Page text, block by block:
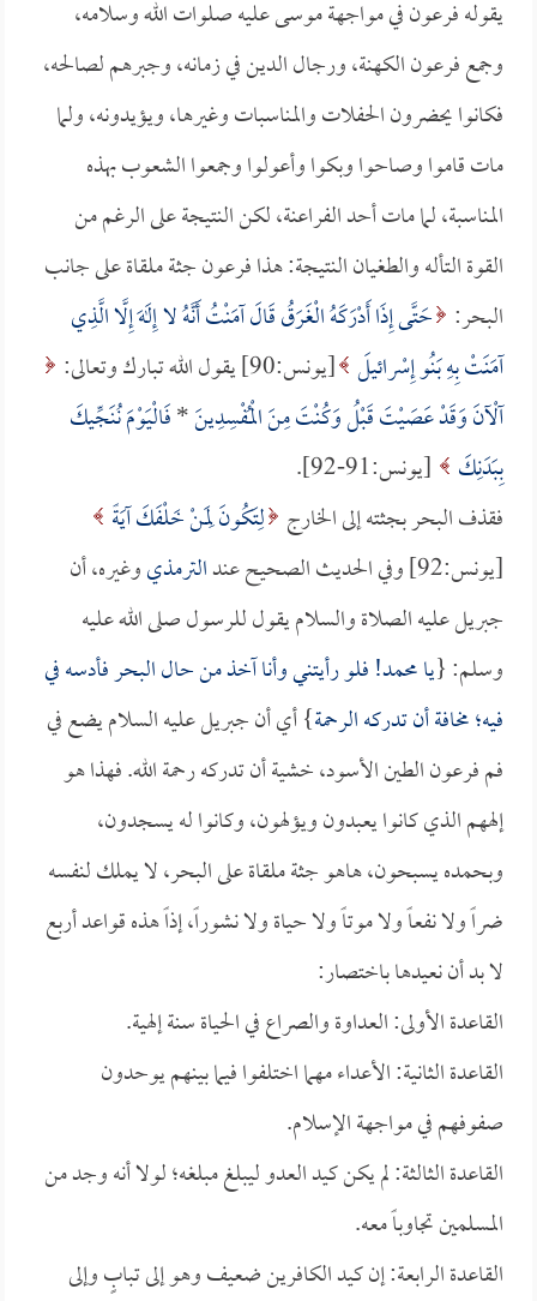
يقوله فرعون في مواجهة موسى عليه صلوات الله وسلامه،
وجمع فرعون الكهنة، ورجال الدين في زمانه، وجبرهم لصالحه،
فكانوا يحضرون الحفلات والمناسبات وغيرها، ويؤيدونه، ولما
مات قاموا وصاحوا وبكوا وأعولوا وجمعوا الشعوب بهذه
المناسبة، لما مات أحد الفراعنة، لكن النتيجة على الرغم من
القوة التأله والطغيان النتيجة: هذا فرعون جثة ملقاة على جانب
البحر: حَتَّى إِذَا أَدْرَكَهُ الْغَرَقُ قَالَ آمَنْتُ أَنَّهُ لا إِلَهَ إِلَّا الَّذِي
آمَنَتْ بِهِ بَنُو إِسْرائيلَ [يونس:90] يقول الله تبارك وتعالى:
آلْآنَ وَقَدْ عَصَيْتَ قَبْلُ وَكُنْتَ مِنَ الْمُفْسِدِينَ*فَالْيَوْمَ نُنَجِّيكَ
بِبَدَنِكَ
[يونس:91-92].
فقذف البحر بجثته إلى الخارج لِتَكُونَ لِمَنْ خَلْفَكَ آيَةً
[يونس:92] وفي الحديث الصحيح عند
الترمذيوغيره، أن
جبريل عليه الصلاة والسلام يقول للرسول صلى الله عليه
وسلم: {يا محمد! فلو رأيتني وأنا آخذ من حال البحر فأدسه في
فيه؛ مخافة أن تدركه الرحمة} أي أن جبريل عليه السلام يضع في
فم فرعون الطين الأسود، خشية أن تدركه رحمة الله. فهذا هو
إلههم الذي كانوا يعبدون ويؤلهون، وكانوا له يسجدون،
وبحمده يسبحون، هاهو جثة ملقاة على البحر، لا يملك لنفسه
ضراً ولا نفعاً ولا موتاً ولا حياة ولا نشوراً، إذاً هذه قواعد أربع
لا بد أن نعيدها باختصار:
القاعدة الأولى: العداوة والصراع في الحياة سنة إلهية.
القاعدة الثانية: الأعداء مهما اختلفوا فيما بينهم يوحدون
صفوفهم في مواجهة الإسلام.
القاعدة الثالثة: لم يكن كيد العدو ليبلغ مبلغه؛ لولا أنه وجد من
المسلمين تجاوباً معه.
القاعدة الرابعة: إن كيد الكافرين ضعيف وهو إلى تبابٍ وإلى